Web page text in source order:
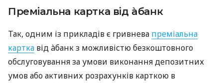
Преміальна картка від àбанк
Так, одним із прикладів є гривнева преміальна
картка від àбанк з можливістю безкоштовного
обслуговування за умови виконання депозитних
умов або активних розрахунків карткою в